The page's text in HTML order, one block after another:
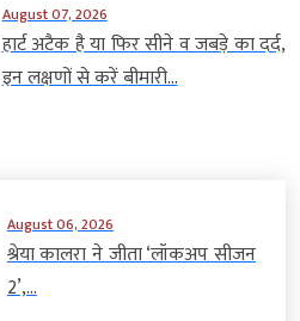
August 07, 2026
हार्ट अटैक है या फिर सीने व जबड़े का दर्द,
इन लक्षणों से करें बीमारी...
August 06, 2026
श्रेया कालरा ने जीता ‘लॉकअप सीजन
2’,...